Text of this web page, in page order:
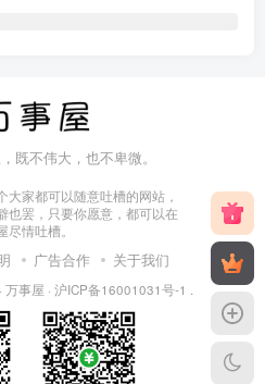
既不伟大，也不卑微。
大家都可以随意吐槽的网站，
也罢，只要你愿意，都可以在
尽情吐槽。
广告合作 关于我们
万事屋 · 沪ICP备16001031号-1